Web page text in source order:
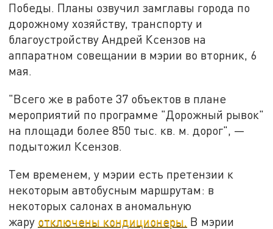
Победы. Планы озвучил замглавы города по
дорожному хозяйству, транспорту и
благоустройству Андрей Ксензов на
аппаратном совещании в мэрии во вторник, 6
мая.
"Всего же в работе 37 объектов в плане
мероприятий по программе "Дорожный рывок"
на площади более 850 тыс. кв. м. дорог", —
подытожил Ксензов.
Тем временем, у мэрии есть претензии к
некоторым автобусным маршрутам: в
некоторых салонах в аномальную
жару отключены кондиционеры. В мэрии